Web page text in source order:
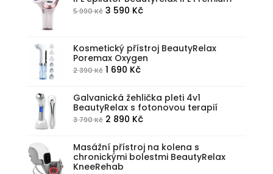
5
3
5 990Kč Původní
5
990 Kč.
3 590 KčAktuální
3
Kosmetický přístroj BeautyRelax
Poremax Oxygen
2 390Kč Původní
byla:
2
390 Kč.
1 690 KčAktuální
je:
1
690 Kč.
Galvanická žehlička pleti 4v1
BeautyRelax s fotonovou terapií
3 790Kč Původní
byla:
3
2 890 KčAktuální
je:
2
Masážní přístroj na kolena s
chronickými bolestmi BeautyRelax
KneeRehab